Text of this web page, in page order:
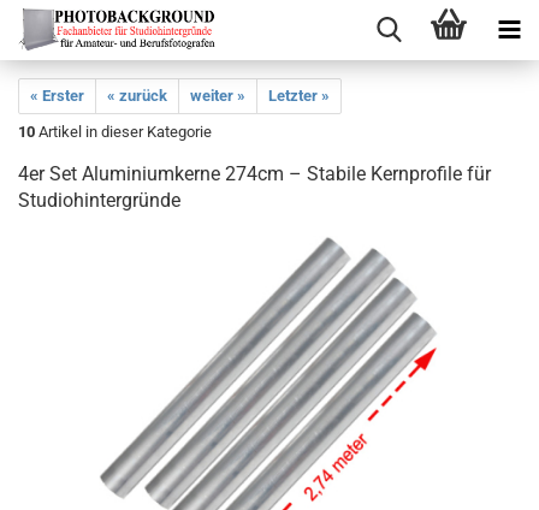
« Erster « zurück weiter »
Letzter »
10 Artikel in dieser Kategorie
4er Set Aluminiumkerne 274cm – Stabile Kernprofile für
Studiohintergründe